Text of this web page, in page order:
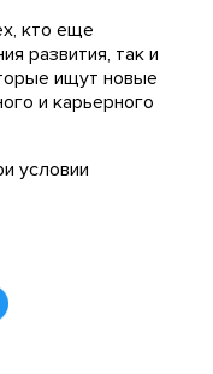
кто еще
развития, так и
ищут новые
и карьерного
условии